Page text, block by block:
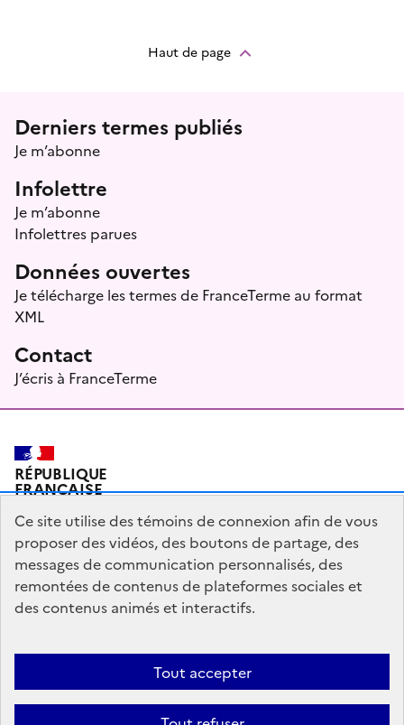
Haut de page
Menu prefooter
Derniers termes publiés
Je m’abonne
Infolettre
Je m’abonne
Infolettres parues
Données ouvertes
Je télécharge les termes de FranceTerme au format
XML
Contact
J’écris à FranceTerme
RÉPUBLIQUE
FRANÇAISE
Plan du site Mentions légales Qui sommes-nous ?
Partagez votre expérience pour améliorer les services
Accessibilité : partiellement conforme
gouvernement.fr
Ce site utilise des témoins de connexion afin de vous
proposer des vidéos, des boutons de partage, des
messages de communication personnalisés, des
remontées de contenus de plateformes sociales et
des contenus animés et interactifs.
Tout accepter